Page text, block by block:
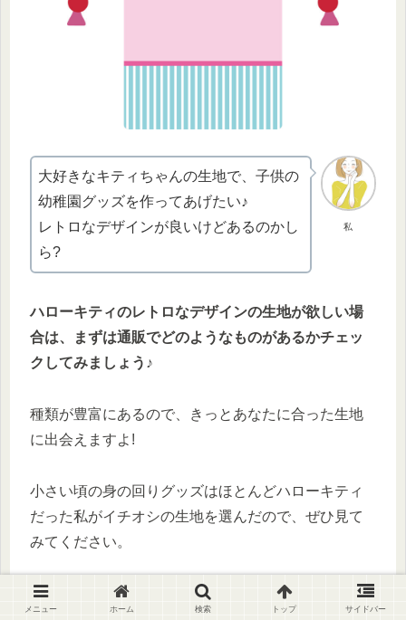
私
大好きなキティちゃんの生地で、子供の
幼稚園グッズを作ってあげたい♪
レトロなデザインが良いけどあるのかし
ら?
ハローキティのレトロなデザインの生地が欲しい場
合は、まずは通販でどのようなものがあるかチェッ
クしてみましょう♪
種類が豊富にあるので、きっとあなたに合った生地
に出会えますよ!
小さい頃の身の回りグッズはほとんどハローキティ
だった私がイチオシの生地を選んだので、ぜひ見て
みてください。
メニュー ホーム 検索 トップ サイドバー